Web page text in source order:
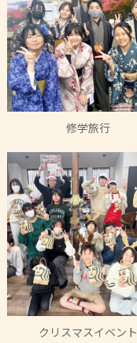
修学旅行
クリスマスイベント